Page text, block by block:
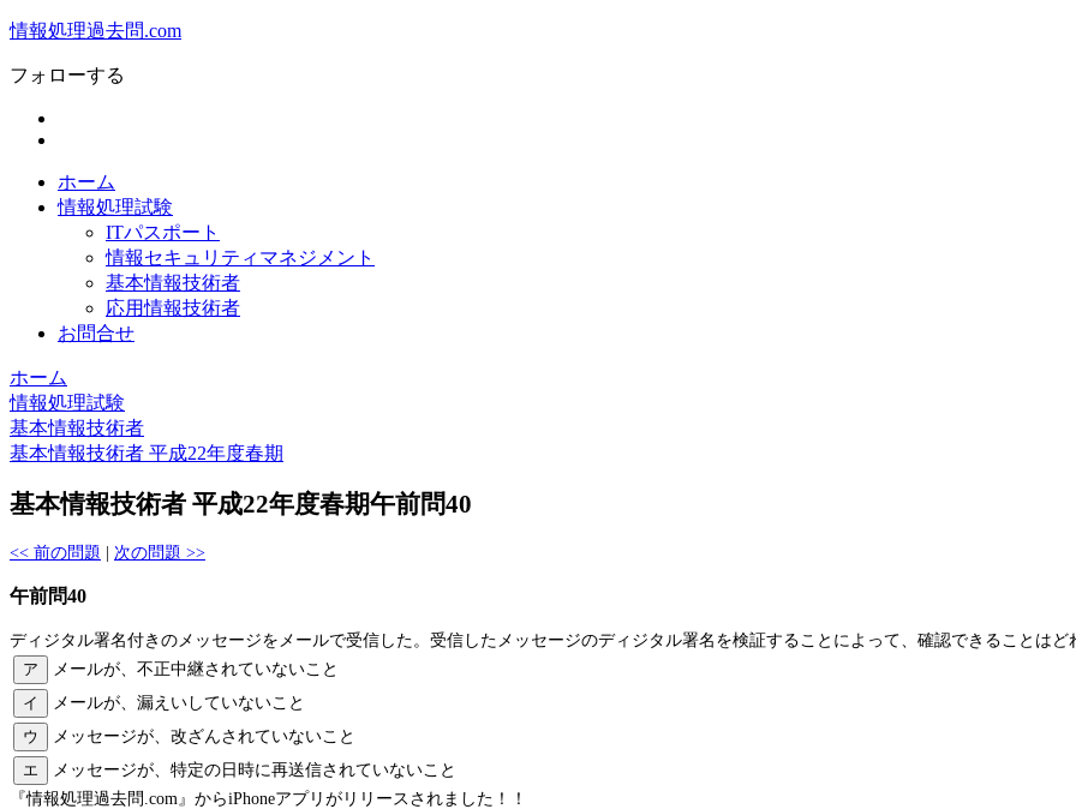
情報処理過去問.com
フォローする
ホーム
情報処理試験
ITパスポート
情報セキュリティマネジメント
基本情報技術者
応用情報技術者
お問合せ
ホーム
情報処理試験
基本情報技術者
基本情報技術者 平成22年度春期
基本情報技術者 平成22年度春期午前問40
<< 前の問題 次の問題 >>
午前問40
ディジタル署名付きのメッセージをメールで受信した。受信したメッセージのディジタル署名を検証することによって、確認できることはど
ア
メールが、不正中継されていないこと
イ
メールが、漏えいしていないこと
ウ
メッセージが、改ざんされていないこと
エ
メッセージが、特定の日時に再送信されていないこと
『情報処理過去問.com』からiPhoneアプリがリリースされました！！